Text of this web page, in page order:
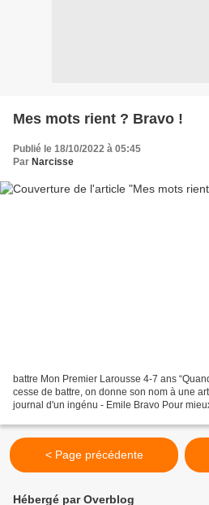
Mes mots rient ? Bravo !
Publié le 18/10/2022 à 05:45
Par Narcisse
battre Mon Premier Larousse 4-7 ans
cesse de battre, on donne son nom à une artère.”
journal d'un ingénu - Emile Bravo Pour
< Page précédente
Hébergé par Overblog